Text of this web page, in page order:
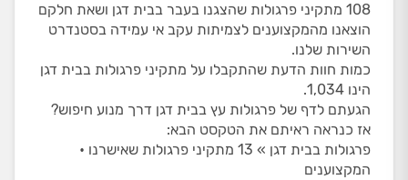
108 מתקיני פרגולות שהצגנו בעבר בבית דגן ושאת חלקם
הוצאנו מהמקצוענים לצמיתות עקב אי עמידה בסטנדרט
השירות שלנו.
כמות חוות הדעת שהתקבלו על מתקיני פרגולות בבית דגן
הינו 1,034.
הגעתם לדף של פרגולות עץ בבית דגן דרך מנוע חיפוש?
אז כנראה ראיתם את הטקסט הבא:
פרגולות בבית דגן » 13 מתקיני פרגולות שאישרנו •
המקצוענים